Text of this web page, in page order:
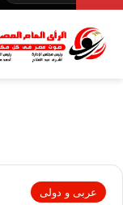
عربى و دولى